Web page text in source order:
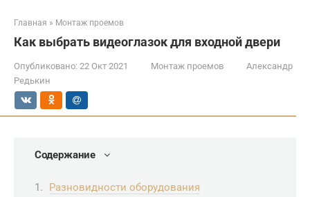
Главная » Монтаж проемов
Как выбрать видеоглазок для входной двери
Опубликовано: 22 Окт 2021 Монтаж проемов
Александр
Редькин
Содержание
Разновидности оборудования